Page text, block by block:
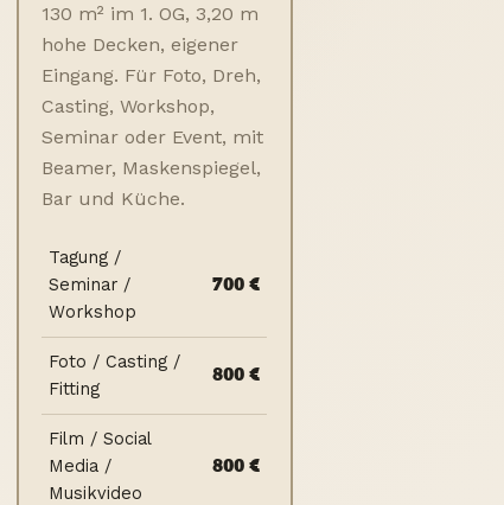
130 m² im 1. OG, 3,20 m
hohe Decken, eigener
Eingang. Für Foto, Dreh,
Casting, Workshop,
Seminar oder Event, mit
Beamer, Maskenspiegel,
Bar und Küche.
Tagung /
Seminar /
Workshop
700 €
Foto / Casting /
Fitting
800 €
Film / Social
Media /
Musikvideo
800 €